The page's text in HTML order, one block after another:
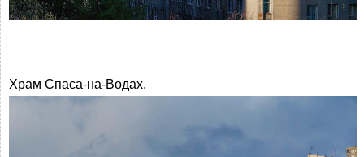
Храм Спаса-на-Водах.